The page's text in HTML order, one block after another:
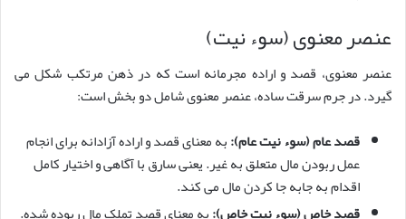
عنصر معنوی (سوء نیت)
عنصر معنوی، قصد و اراده مجرمانه است که در ذهن مرتکب شکل می
گیرد. در جرم سرقت ساده، عنصر معنوی شامل دو بخش است:
قصد عام (سوء نیت عام):به معنای قصد و اراده آزادانه برای انجام
عمل ربودن مال متعلق به غیر. یعنی سارق با آگاهی و اختیار کامل
اقدام به جابه جا کردن مال می کند.
قصد خاص (سوء نیت خاص):به معنای قصد تملک مال ربوده شده.